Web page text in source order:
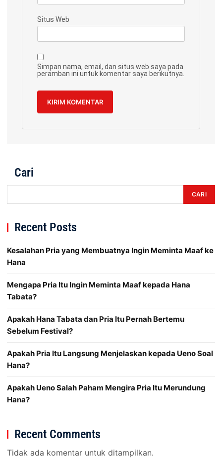
Situs Web
Simpan nama, email, dan situs web saya pada
peramban ini untuk komentar saya berikutnya.
Cari
CARI
Recent Posts
Kesalahan Pria yang Membuatnya Ingin Meminta Maaf ke
Hana
Mengapa Pria Itu Ingin Meminta Maaf kepada Hana
Tabata?
Apakah Hana Tabata dan Pria Itu Pernah Bertemu
Sebelum Festival?
Apakah Pria Itu Langsung Menjelaskan kepada Ueno Soal
Hana?
Apakah Ueno Salah Paham Mengira Pria Itu Merundung
Hana?
Recent Comments
Tidak ada komentar untuk ditampilkan.